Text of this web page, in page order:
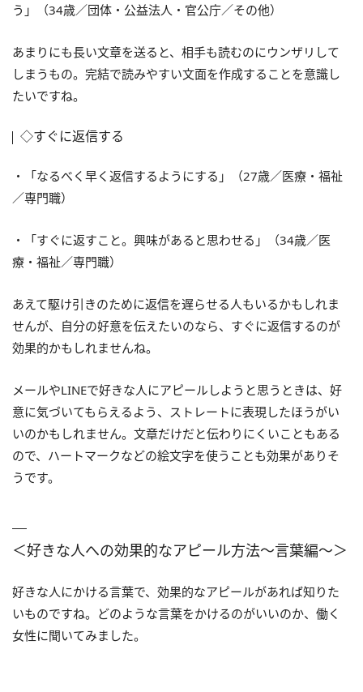
う」（34歳／団体・公益法人・官公庁／その他）
あまりにも長い文章を送ると、相手も読むのにウンザリして
しまうもの。完結で読みやすい文面を作成することを意識し
たいですね。
◇すぐに返信する
・「なるべく早く返信するようにする」（27歳／医療・福祉
／専門職）
・「すぐに返すこと。興味があると思わせる」（34歳／医
療・福祉／専門職）
あえて駆け引きのために返信を遅らせる人もいるかもしれま
せんが、自分の好意を伝えたいのなら、すぐに返信するのが
効果的かもしれませんね。
メールやLINEで好きな人にアピールしようと思うときは、好
意に気づいてもらえるよう、ストレートに表現したほうがい
いのかもしれません。文章だけだと伝わりにくいこともある
ので、ハートマークなどの絵文字を使うことも効果がありそ
うです。
＜好きな人への効果的なアピール方法～言葉編～＞
好きな人にかける言葉で、効果的なアピールがあれば知りた
いものですね。どのような言葉をかけるのがいいのか、働く
女性に聞いてみました。